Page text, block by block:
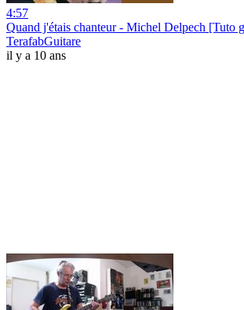
4:57
Quand j'étais chanteur - Michel Delpech [Tuto
TerafabGuitare
il y a 10 ans